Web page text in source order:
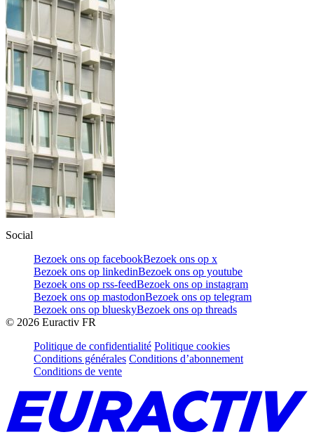
Social
Bezoek ons op facebookBezoek ons op x
Bezoek ons op linkedinBezoek ons op youtube
Bezoek ons op rss-feedBezoek ons op instagram
Bezoek ons op mastodonBezoek ons op telegram
Bezoek ons op blueskyBezoek ons op threads
© 2026 Euractiv FR
Politique de confidentialité Politique cookies
Conditions générales Conditions d’abonnement
Conditions de vente